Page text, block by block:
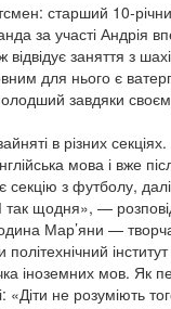
старший 10-
за участі Андрія
заняття з
для нього є
завдяки
в різних
мова і вже
з футболу,
щодня», —
Мар’яни —
політехнічний
іноземних мов. Як
«Діти не розуміють